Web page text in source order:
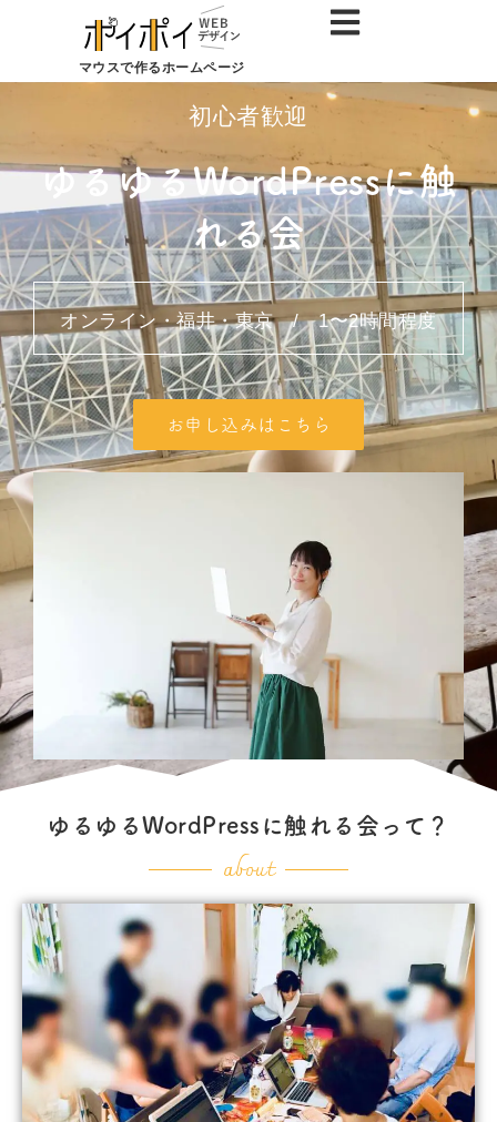
マウスで作るホームページ
初心者歓迎
ゆるゆるWordPressに触
れる会
オンライン・福井・東京 / 1〜2時間程度
お申し込みはこちら
ゆるゆるWordPressに触れる会って？
about